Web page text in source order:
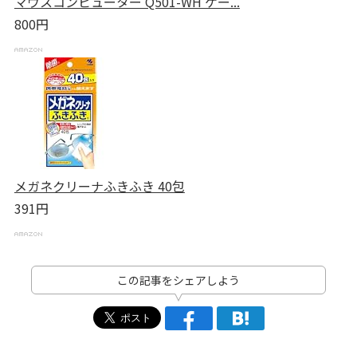
800円
メガネクリーナふきふき 40包
391円
この記事をシェアしよう